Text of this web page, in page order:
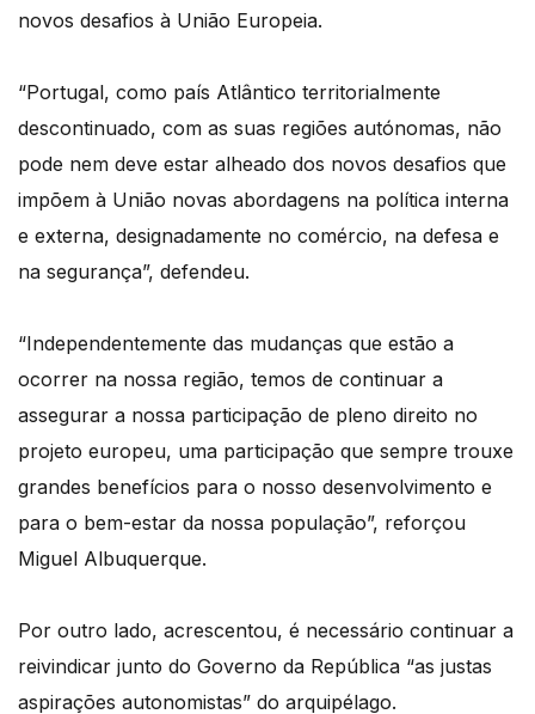
novos desafios à União Europeia.
“Portugal, como país Atlântico territorialmente
descontinuado, com as suas regiões autónomas, não
pode nem deve estar alheado dos novos desafios que
impõem à União novas abordagens na política interna
e externa, designadamente no comércio, na defesa e
na segurança”, defendeu.
“Independentemente das mudanças que estão a
ocorrer na nossa região, temos de continuar a
assegurar a nossa participação de pleno direito no
projeto europeu, uma participação que sempre trouxe
grandes benefícios para o nosso desenvolvimento e
para o bem-estar da nossa população”, reforçou
Miguel Albuquerque.
Por outro lado, acrescentou, é necessário continuar a
reivindicar junto do Governo da República “as justas
aspirações autonomistas” do arquipélago.